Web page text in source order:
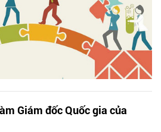
Giám đốc Quốc gia của